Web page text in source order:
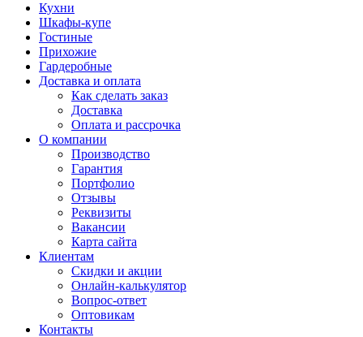
Кухни
Шкафы-купе
Гостиные
Прихожие
Гардеробные
Доставка и оплата
Как сделать заказ
Доставка
Оплата и рассрочка
О компании
Производство
Гарантия
Портфолио
Отзывы
Реквизиты
Вакансии
Карта сайта
Клиентам
Скидки и акции
Онлайн-калькулятор
Вопрос-ответ
Оптовикам
Контакты